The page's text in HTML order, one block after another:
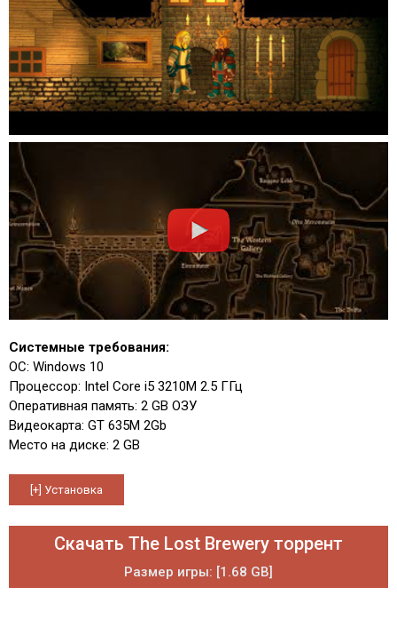
Системные требования:
ОС: Windows 10
Процессор: Intel Core i5 3210M 2.5 ГГц
Оперативная память: 2 GB ОЗУ
Видеокарта: GT 635M 2Gb
Место на диске: 2 GB
Скачать The Lost Brewery торрент
Размер игры: [1.68 GB]